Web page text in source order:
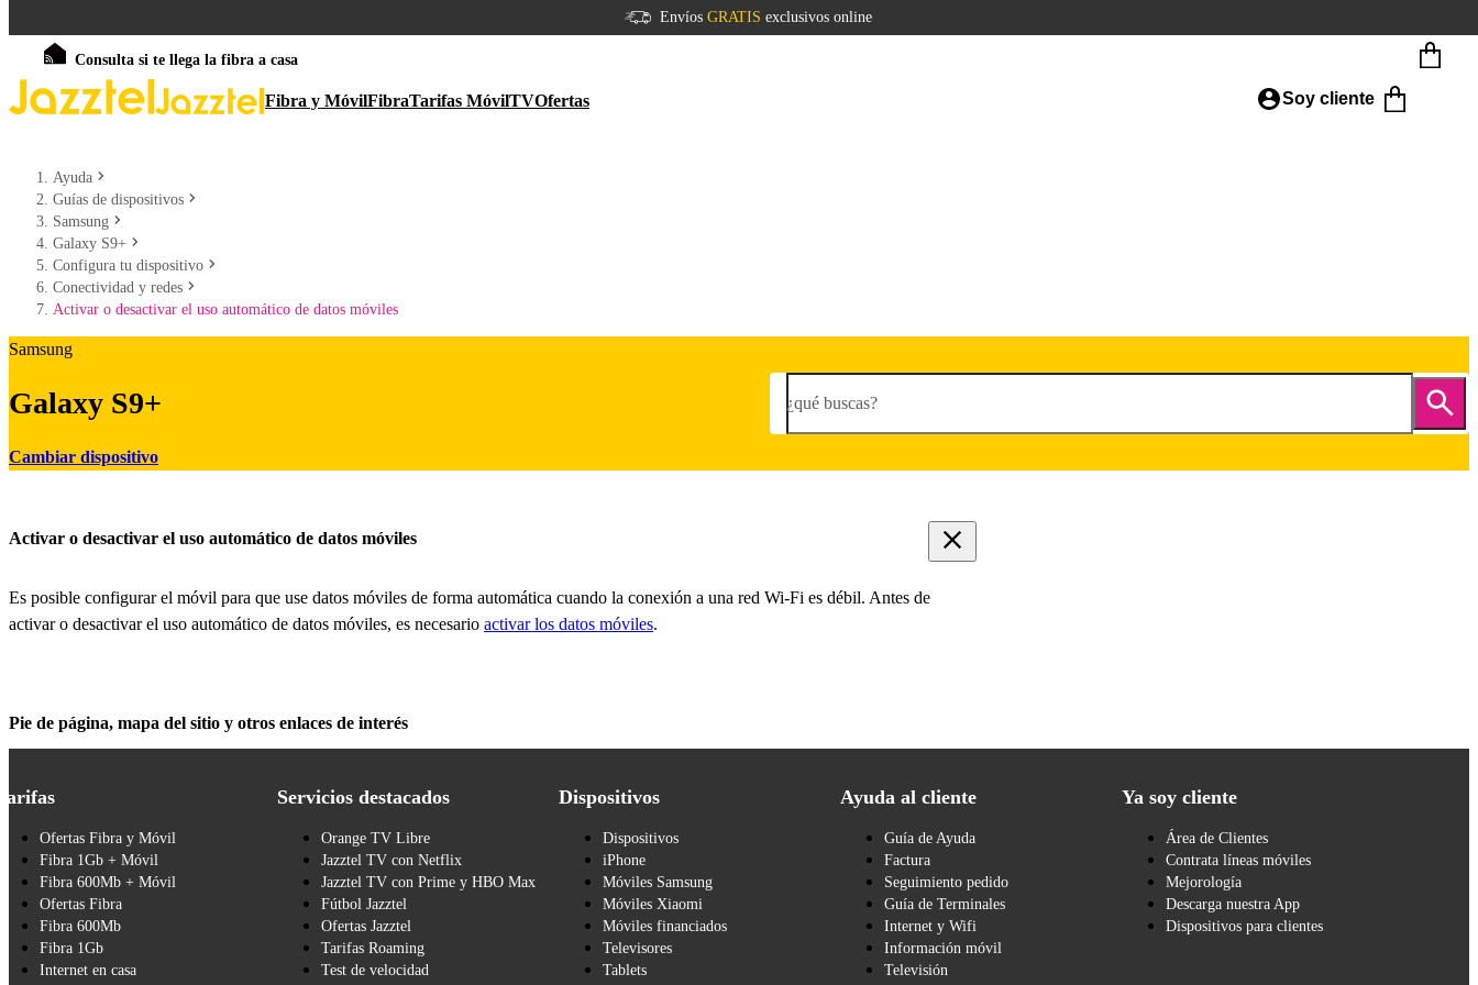
Envíos GRATIS exclusivos online
Consulta si te llega la fibra a casa
Fibra y MóvilFibraTarifas MóvilTVOfertas Soy cliente
Ayuda
Guías de dispositivos
Samsung
Galaxy S9+
Configura tu dispositivo
Conectividad y redes
Activar o desactivar el uso automático de datos móviles
Samsung
Galaxy S9+
Cambiar dispositivo
¿qué buscas?
Activar o desactivar el uso automático de datos móviles
Es posible configurar el móvil para que use datos móviles de forma automática cuando la conexión a una red Wi-Fi es débil. Antes de
activar o desactivar el uso automático de datos móviles, es necesario activar los datos móviles.
Pie de página, mapa del sitio y otros enlaces de interés
Ofertas Fibra y Móvil
Fibra 1Gb + Móvil
Fibra 600Mb + Móvil
Ofertas Fibra
Fibra 600Mb
Fibra 1Gb
Internet en casa
Servicios destacados
Orange TV Libre
Jazztel TV con Netflix
Jazztel TV con Prime y HBO Max
Fútbol Jazztel
Ofertas Jazztel
Tarifas Roaming
Test de velocidad
Dispositivos
Dispositivos
iPhone
Móviles Samsung
Móviles Xiaomi
Móviles financiados
Televisores
Tablets
Ayuda al cliente
Guía de Ayuda
Factura
Seguimiento pedido
Guía de Terminales
Internet y Wifi
Información móvil
Televisión
Ya soy cliente
Área de Clientes
Contrata líneas móviles
Mejorología
Descarga nuestra App
Dispositivos para clientes